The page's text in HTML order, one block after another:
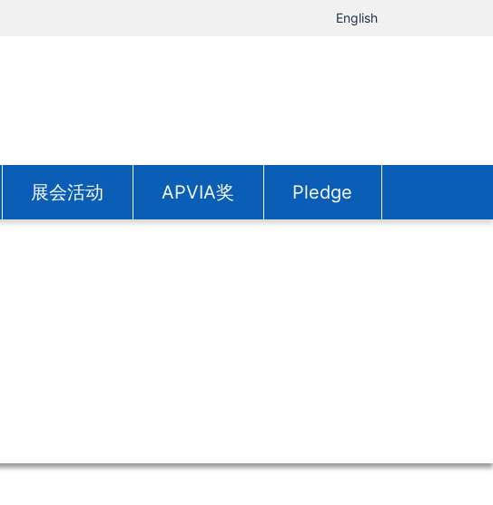
English
展会活动 APVIA奖 Pledge